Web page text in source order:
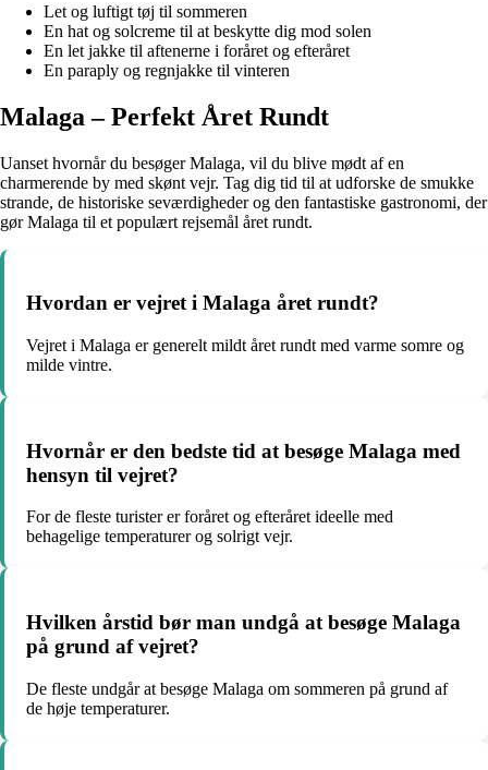
Let og luftigt tøj til sommeren
En hat og solcreme til at beskytte dig mod solen
En let jakke til aftenerne i foråret og efteråret
En paraply og regnjakke til vinteren
Malaga – Perfekt Året Rundt
Uanset hvornår du besøger Malaga, vil du blive mødt af en
charmerende by med skønt vejr. Tag dig tid til at udforske de smukke
strande, de historiske seværdigheder og den fantastiske gastronomi, der
gør Malaga til et populært rejsemål året rundt.
Hvordan er vejret i Malaga året rundt?
Vejret i Malaga er generelt mildt året rundt med varme somre og
milde vintre.
Hvornår er den bedste tid at besøge Malaga med
hensyn til vejret?
For de fleste turister er foråret og efteråret ideelle med
behagelige temperaturer og solrigt vejr.
Hvilken årstid bør man undgå at besøge Malaga
på grund af vejret?
De fleste undgår at besøge Malaga om sommeren på grund af
de høje temperaturer.